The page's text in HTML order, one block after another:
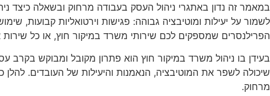
במאמר זה נדון באתגרי ניהול העסק בעבודה מרחוק ובשאלה כיצד
לשמור על יעילות ומוטיבציה גבוהה: פגישות וירטואליות קבועות,
הפרילנסרים שמספקים לכם שירותי משרד במיקור חוץ, או כל שירות
בעידן בו ניהול משרד במיקור חוץ הוא פתרון מקובל ומבוקש
שיכולה לשפר את המוטיבציה, הנאמנות והיעילות של העובדים.
מרחוק.